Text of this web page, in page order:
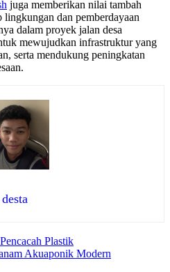
juga memberikan nilai tambah
dan pemberdayaan
dalam proyek jalan desa
mewujudkan infrastruktur yang
serta mendukung peningkatan
desta
Plastik
Akuaponik Modern